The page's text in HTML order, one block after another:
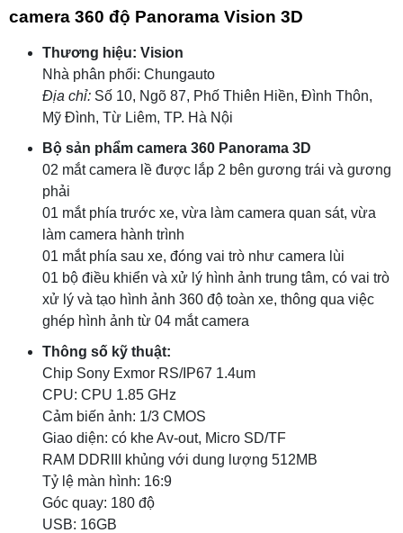
camera 360 độ Panorama Vision 3D
Thương hiệu: Vision
Nhà phân phối: Chungauto
Địa chỉ: Số 10, Ngõ 87, Phố Thiên Hiền, Đình Thôn,
Mỹ Đình, Từ Liêm, TP. Hà Nội
Bộ sản phẩm camera 360 Panorama 3D
02 mắt camera lề được lắp 2 bên gương trái và gương
phải
01 mắt phía trước xe, vừa làm camera quan sát, vừa
làm camera hành trình
01 mắt phía sau xe, đóng vai trò như camera lùi
01 bộ điều khiển và xử lý hình ảnh trung tâm, có vai trò
xử lý và tạo hình ảnh 360 độ toàn xe, thông qua việc
ghép hình ảnh từ 04 mắt camera
Thông số kỹ thuật:
Chip Sony Exmor RS/IP67 1.4um
CPU: CPU 1.85 GHz
Cảm biến ảnh: 1/3 CMOS
Giao diện: có khe Av-out, Micro SD/TF
RAM DDRIII khủng với dung lượng 512MB
Tỷ lệ màn hình: 16:9
Góc quay: 180 độ
USB: 16GB